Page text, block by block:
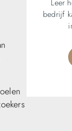
Leer
bedrijf